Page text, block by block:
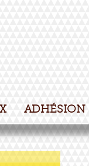
ADHÉSION